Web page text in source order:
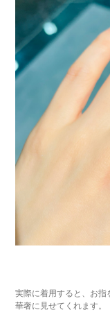
実際に着用すると、お指
華奢に見せてくれます。